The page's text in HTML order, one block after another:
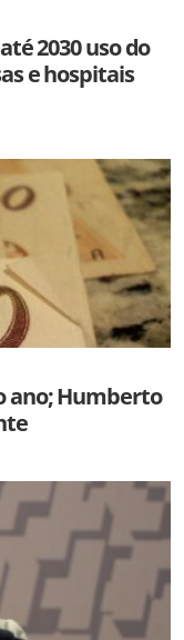
2030 uso do
e hospitais
ano; Humberto